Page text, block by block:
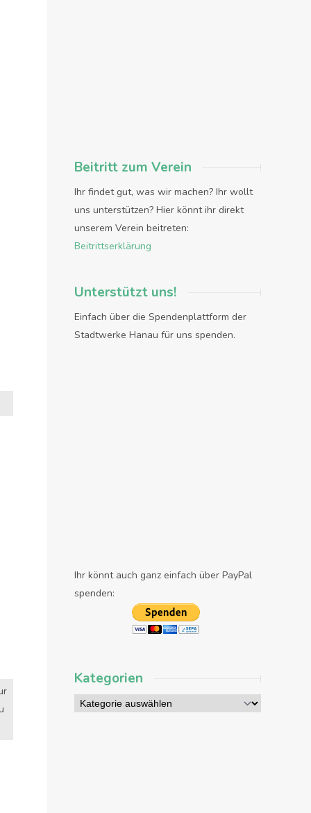
Beitritt zum Verein
Ihr findet gut, was wir machen? Ihr wollt
uns unterstützen? Hier könnt ihr direkt
unserem Verein beitreten:
Beitrittserklärung
Unterstützt uns!
Einfach über die Spendenplattform der
Stadtwerke Hanau für uns spenden.
Ihr könnt auch ganz einfach über PayPal
spenden:
Kategorien